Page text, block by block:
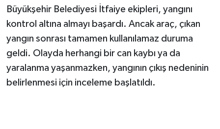
Büyükşehir Belediyesi İtfaiye ekipleri, yangını
kontrol altına almayı başardı. Ancak araç, çıkan
yangın sonrası tamamen kullanılamaz duruma
geldi. Olayda herhangi bir can kaybı ya da
yaralanma yaşanmazken, yangının çıkış nedeninin
belirlenmesi için inceleme başlatıldı.
OTOMOBİL
MİZAH